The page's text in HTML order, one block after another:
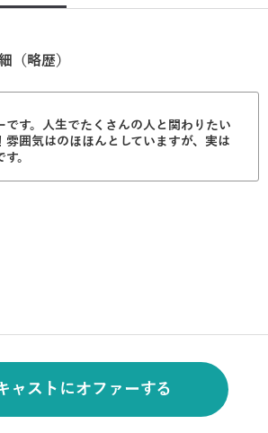
（略歴）
です。人生でたくさんの人と関わりたい
雰囲気はのほほんとしていますが、実は
。
ャストにオファーする